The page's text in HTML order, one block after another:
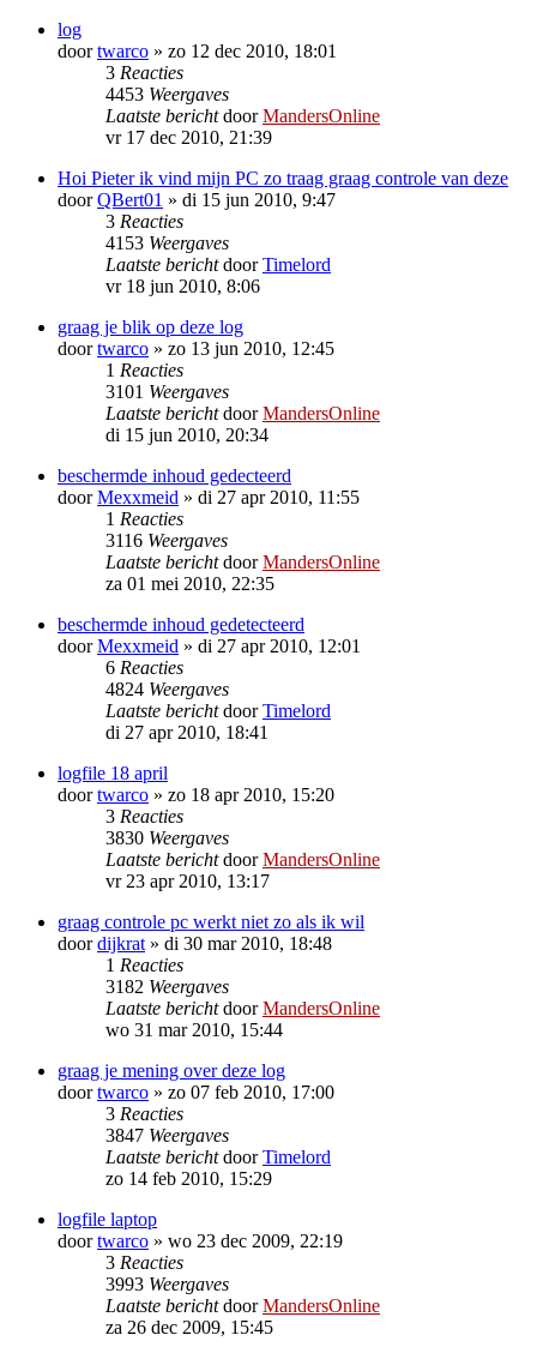
log
doortwarco » zo 12 dec 2010, 18:01
3 Reacties
4453 Weergaves
Laatste berichtdoorMandersOnline
vr 17 dec 2010, 21:39
Hoi Pieter ik vind mijn PC zo traag graag controle van deze
doorQBert01 » di 15 jun 2010, 9:47
3 Reacties
4153 Weergaves
Laatste berichtdoorTimelord
vr 18 jun 2010, 8:06
graag je blik op deze log
doortwarco » zo 13 jun 2010, 12:45
1 Reacties
3101 Weergaves
Laatste berichtdoorMandersOnline
di 15 jun 2010, 20:34
beschermde inhoud gedecteerd
doorMexxmeid » di 27 apr 2010, 11:55
1 Reacties
3116 Weergaves
Laatste berichtdoorMandersOnline
za 01 mei 2010, 22:35
beschermde inhoud gedetecteerd
doorMexxmeid » di 27 apr 2010, 12:01
6 Reacties
4824 Weergaves
Laatste berichtdoorTimelord
di 27 apr 2010, 18:41
logfile 18 april
doortwarco » zo 18 apr 2010, 15:20
3 Reacties
3830 Weergaves
Laatste berichtdoorMandersOnline
vr 23 apr 2010, 13:17
graag controle pc werkt niet zo als ik wil
doordijkrat » di 30 mar 2010, 18:48
1 Reacties
3182 Weergaves
Laatste berichtdoorMandersOnline
wo 31 mar 2010, 15:44
graag je mening over deze log
doortwarco » zo 07 feb 2010, 17:00
3 Reacties
3847 Weergaves
Laatste berichtdoorTimelord
zo 14 feb 2010, 15:29
logfile laptop
doortwarco » wo 23 dec 2009, 22:19
3 Reacties
3993 Weergaves
Laatste berichtdoorMandersOnline
za 26 dec 2009, 15:45